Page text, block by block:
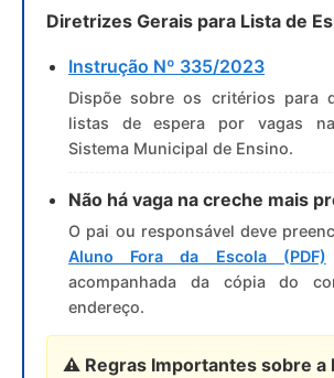
Meio Ambiente
Saúde
A Prefeitura
Plano de Contingência 2024-2025 Lins/SP
Tributos
Diretrizes Gerais para Lista de
Instrução Nº 335/2023
Dispõe sobre os critérios para
listas de espera por vagas
Sistema Municipal de Ensino.
Não há vaga na creche mais
O pai ou responsável deve
Aluno Fora da Escola (PDF)
acompanhada da cópia do
endereço.
⚠️ Regras Importantes sobre a